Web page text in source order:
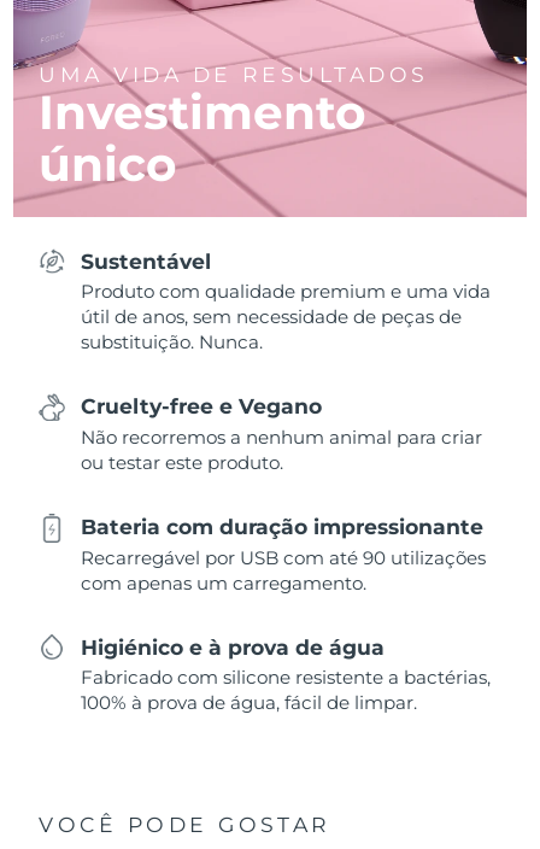
UMA VIDA DE RESULTADOS
Investimento
único
Sustentável
Produto com qualidade premium e uma vida
útil de anos, sem necessidade de peças de
substituição. Nunca.
Cruelty-free e Vegano
Não recorremos a nenhum animal para criar
ou testar este produto.
Bateria com duração impressionante
Recarregável por USB com até 90 utilizações
com apenas um carregamento.
Higiénico e à prova de água
Fabricado com silicone resistente a bactérias,
100% à prova de água, fácil de limpar.
VOCÊ PODE GOSTAR